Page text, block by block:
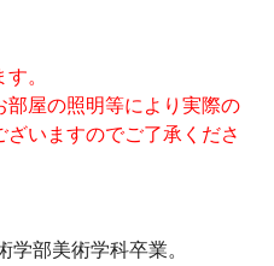
。
屋の照明等により実際の
いますのでご了承くださ
学部美術学科卒業。